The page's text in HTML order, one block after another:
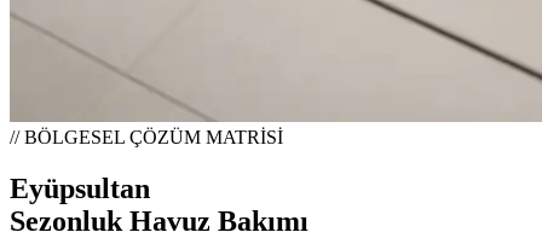
// BÖLGESEL ÇÖZÜM MATRİSİ
Eyüpsultan
Sezonluk Havuz Bakımı